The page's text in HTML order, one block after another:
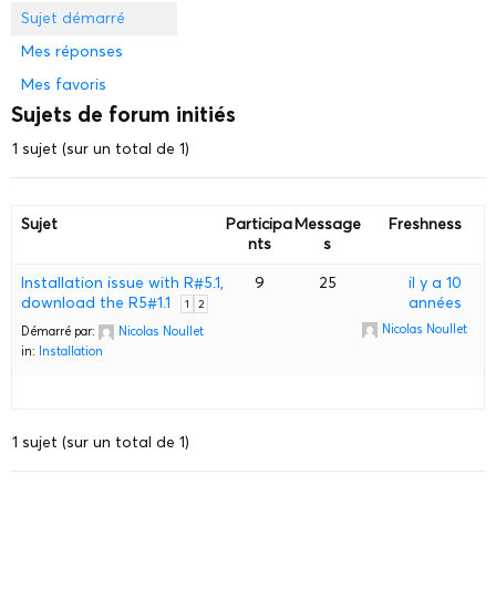
Sujet démarré
Mes réponses
Mes favoris
Sujets de forum initiés
1 sujet (sur un total de 1)
Sujet
Participa
nts
Message
s
Freshness
Installation issue with R#5.1,
download the R5#1.1
1 2
Démarré par:
Nicolas Noullet
in: Installation
9 25
il y a 10
années
Nicolas Noullet
1 sujet (sur un total de 1)